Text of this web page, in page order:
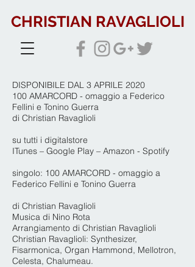
CHRISTIAN RAVAGLIOLI
DISPONIBILE DAL 3 APRILE 2020
100 AMARCORD - omaggio a Federico
Fellini e Tonino Guerra
di Christian Ravaglioli
su tutti i digitalstore
ITunes – Google Play – Amazon - Spotify
singolo: 100 AMARCORD - omaggio a
Federico Fellini e Tonino Guerra
di Christian Ravaglioli
Musica di Nino Rota
Arrangiamento di Christian Ravaglioli
Christian Ravaglioli: Synthesizer,
Fisarmonica, Organ Hammond, Mellotron,
Celesta, Chalumeau.